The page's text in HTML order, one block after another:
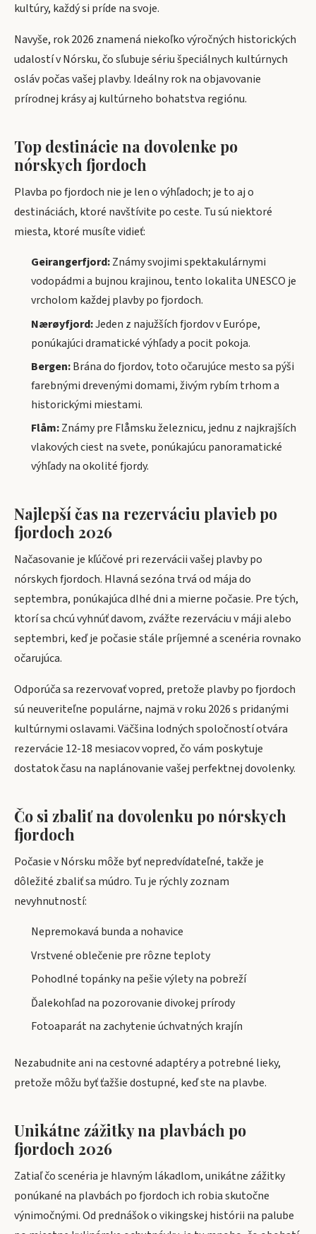
kultúry, každý si príde na svoje.
Navyše, rok 2026 znamená niekoľko výročných historických
udalostí v Nórsku, čo sľubuje sériu špeciálnych kultúrnych
osláv počas vašej plavby. Ideálny rok na objavovanie
prírodnej krásy aj kultúrneho bohatstva regiónu.
Top destinácie na dovolenke po
nórskych fjordoch
Plavba po fjordoch nie je len o výhľadoch; je to aj o
destináciách, ktoré navštívite po ceste. Tu sú niektoré
miesta, ktoré musíte vidieť:
Geirangerfjord:Známy svojimi spektakulárnymi
vodopádmi a bujnou krajinou, tento lokalita UNESCO je
vrcholom každej plavby po fjordoch.
Nærøyfjord:Jeden z najužších fjordov v Európe,
ponúkajúci dramatické výhľady a pocit pokoja.
Bergen:Brána do fjordov, toto očarujúce mesto sa pýši
farebnými drevenými domami, živým rybím trhom a
historickými miestami.
Flåm:Známy pre Flåmsku železnicu, jednu z najkrajších
vlakových ciest na svete, ponúkajúcu panoramatické
výhľady na okolité fjordy.
Najlepší čas na rezerváciu plavieb po
fjordoch 2026
Načasovanie je kľúčové pri rezervácii vašej plavby po
nórskych fjordoch. Hlavná sezóna trvá od mája do
septembra, ponúkajúca dlhé dni a mierne počasie. Pre tých,
ktorí sa chcú vyhnúť davom, zvážte rezerváciu v máji alebo
septembri, keď je počasie stále príjemné a scenéria rovnako
očarujúca.
Odporúča sa rezervovať vopred, pretože plavby po fjordoch
sú neuveriteľne populárne, najmä v roku 2026 s pridanými
kultúrnymi oslavami. Väčšina lodných spoločností otvára
rezervácie 12-18 mesiacov vopred, čo vám poskytuje
dostatok času na naplánovanie vašej perfektnej dovolenky.
Čo si zbaliť na dovolenku po nórskych
fjordoch
Počasie v Nórsku môže byť nepredvídateľné, takže je
dôležité zbaliť sa múdro. Tu je rýchly zoznam
nevyhnutností:
Nepremokavá bunda a nohavice
Vrstvené oblečenie pre rôzne teploty
Pohodlné topánky na pešie výlety na pobreží
Ďalekohľad na pozorovanie divokej prírody
Fotoaparát na zachytenie úchvatných krajín
Nezabudnite ani na cestovné adaptéry a potrebné lieky,
pretože môžu byť ťažšie dostupné, keď ste na plavbe.
Unikátne zážitky na plavbách po
fjordoch 2026
Zatiaľ čo scenéria je hlavným lákadlom, unikátne zážitky
ponúkané na plavbách po fjordoch ich robia skutočne
výnimočnými. Od prednášok o vikingskej histórii na palube